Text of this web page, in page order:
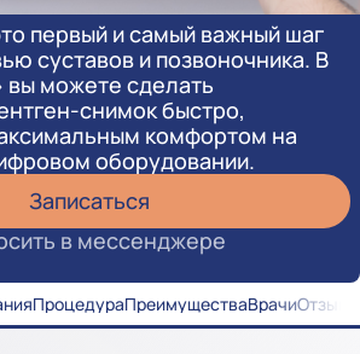
первый и самый важный шаг
суставов и позвоночника. В
вы можете сделать
снимок быстро,
комфортом на
оборудовании.
Записаться
в мессенджере
ПроцедураПреимуществаВрачиОтзывы